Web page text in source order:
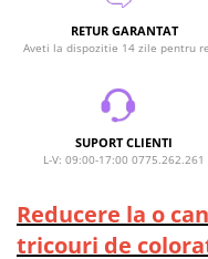
RETUR GARANTAT
Aveti la dispozitie 14 zile pentru
SUPORT CLIENTI
L-V: 09:00-17:00 0775.262.261
Reducere la o
tricouri de